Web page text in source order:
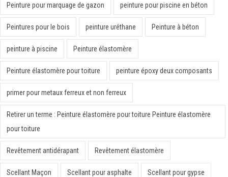
Peinture pour marquage de gazon peinture pour piscine en béton
Peintures pour le bois peinture uréthane Peinture à béton
peinture à piscine Peinture élastomère
Peinture élastomère pour toiture peinture époxy deux composants
primer pour metaux ferreux et non ferreux
Retirer un terme : Peinture élastomère pour toiture Peinture élastomère
pour toiture
Revêtement antidérapant Revêtement élastomère
Scellant Maçon Scellant pour asphalte Scellant pour gypse